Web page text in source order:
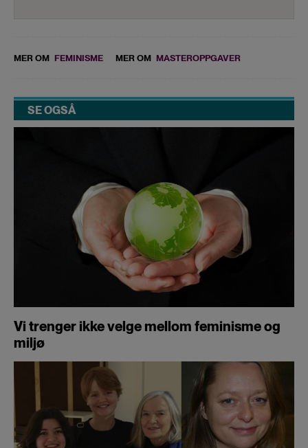
MER OM FEMINISME MER OM MASTEROPPGAVER
SE OGSÅ
Vi trenger ikke velge mellom feminisme og
miljø